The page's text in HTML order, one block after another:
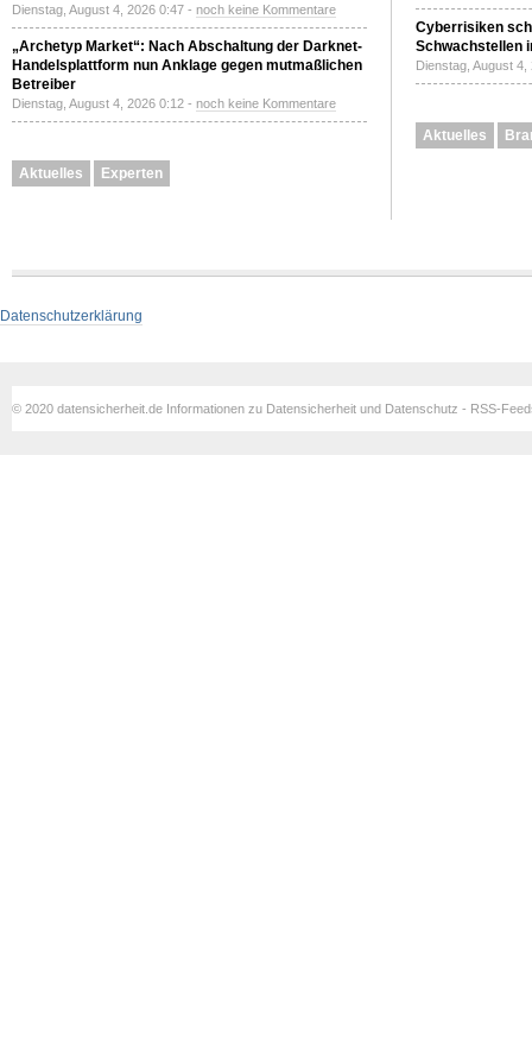
Dienstag, August 4, 2026 0:47 - noch keine Kommentare
„Archetyp Market“: Nach Abschaltung der Darknet-
Handelsplattform nun Anklage gegen mutmaßlichen
Betreiber
Dienstag, August 4, 2026 0:12 - noch keine Kommentare
Aktuelles Experten
Cyberrisiken
Schwachstellen
Dienstag, August
Aktuelles
Datenschutzerklärung
© 2020 datensicherheit.de Informationen zu Datensicherheit und Datenschutz - RSS-